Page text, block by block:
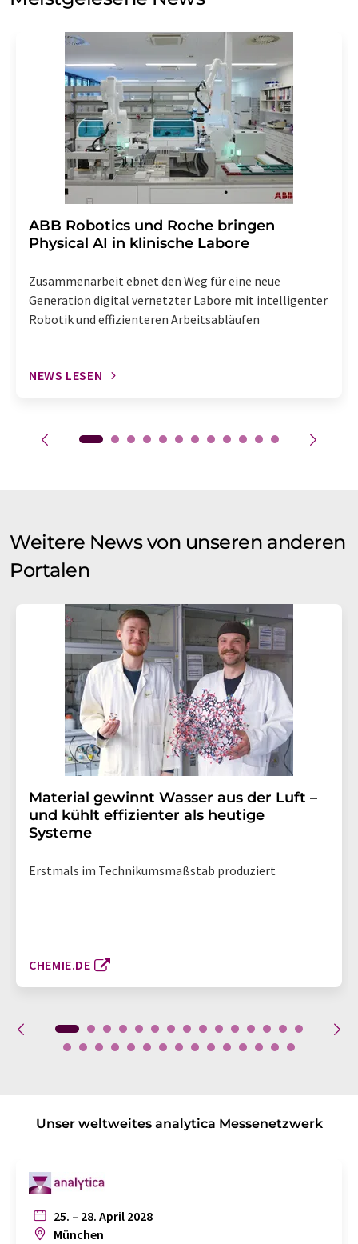
Einwilligung können Sie jederzeit ohne Angabe von
Str. 2, 12489 Berlin oder per E-Mail unter
widerruf@lumitos.commit Wirkung für die Zukunft
widerrufen. Zudem ist in jeder E-Mail ein Link zur
Abbestellung des entsprechenden Newsletters
enthalten.
​​​​​​​ABB Robotics und Roche bringen
Physical AI in klinische Labore
Zusammenarbeit ebnet den Weg für eine neue
Generation digital vernetzter Labore mit intelligenter
Robotik und effizienteren Arbeitsabläufen
NEWS LESEN
Weitere News von unseren anderen
Portalen
Material gewinnt Wasser aus der Luft –
und kühlt effizienter als heutige
Systeme
Erstmals im Technikumsmaßstab produziert
CHEMIE.DE
Unser weltweites analytica Messenetzwerk
25. – 28. April 2028
München